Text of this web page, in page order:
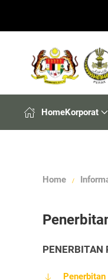
HomeKorporat
Home
PENERBITAN